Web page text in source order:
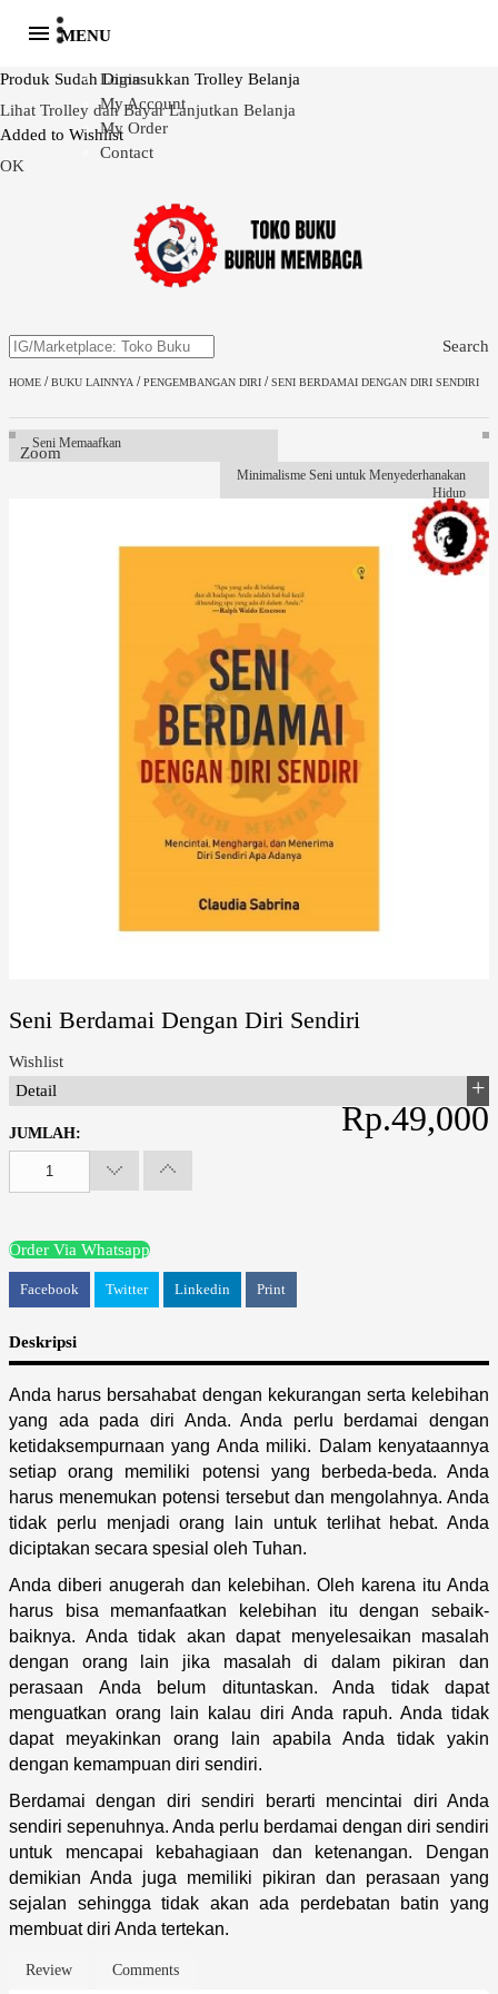
Produk Sudah Dimasukkan Trolley Belanja
Lihat Trolley dan Bayar Lanjutkan Belanja
Added to Wishlist
OK
MENU
Login
My Account
My Order
Contact
Search
HOME /BUKU LAINNYA /PENGEMBANGAN DIRI /SENI BERDAMAI DENGAN DIRI SENDIRI
Seni Memaafkan
Minimalisme Seni untuk Menyederhanakan
Hidup
Zoom
Seni Berdamai Dengan Diri Sendiri
Wishlist
Detail
Rp.49,000
JUMLAH:
Order Via Whatsapp
Facebook Twitter Linkedin Print
Deskripsi
Anda harus bersahabat dengan kekurangan serta kelebihan
yang ada pada diri Anda. Anda perlu berdamai dengan
ketidaksempurnaan yang Anda miliki. Dalam kenyataannya
setiap orang memiliki potensi yang berbeda-beda. Anda
harus menemukan potensi tersebut dan mengolahnya. Anda
tidak perlu menjadi orang lain untuk terlihat hebat. Anda
diciptakan secara spesial oleh Tuhan.
Anda diberi anugerah dan kelebihan. Oleh karena itu Anda
harus bisa memanfaatkan kelebihan itu dengan sebaik-
baiknya. Anda tidak akan dapat menyelesaikan masalah
dengan orang lain jika masalah di dalam pikiran dan
perasaan Anda belum dituntaskan. Anda tidak dapat
menguatkan orang lain kalau diri Anda rapuh. Anda tidak
dapat meyakinkan orang lain apabila Anda tidak yakin
dengan kemampuan diri sendiri.
Berdamai dengan diri sendiri berarti mencintai diri Anda
sendiri sepenuhnya. Anda perlu berdamai dengan diri sendiri
untuk mencapai kebahagiaan dan ketenangan. Dengan
demikian Anda juga memiliki pikiran dan perasaan yang
sejalan sehingga tidak akan ada perdebatan batin yang
membuat diri Anda tertekan.
Review Comments